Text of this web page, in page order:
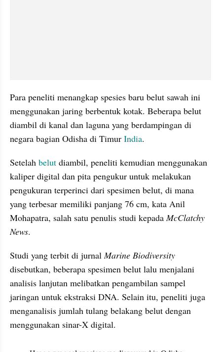
Para peneliti menangkap spesies baru belut sawah ini
menggunakan jaring berbentuk kotak. Beberapa belut
diambil di kanal dan laguna yang berdampingan di
negara bagian Odisha di Timur India.
Setelah belut diambil, peneliti kemudian menggunakan
kaliper digital dan pita pengukur untuk melakukan
pengukuran terperinci dari spesimen belut, di mana
yang terbesar memiliki panjang 76 cm, kata Anil
Mohapatra, salah satu penulis studi kepada McClatchy
News.
Studi yang terbit di jurnal
disebutkan, beberapa spesimen belut lalu menjalani
analisis lanjutan melibatkan pengambilan sampel
jaringan untuk ekstraksi DNA. Selain itu, peneliti juga
menganalisis jumlah tulang belakang belut dengan
menggunakan sinar-X digital.